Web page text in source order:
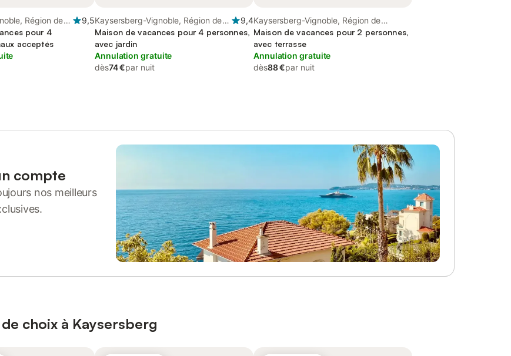
Région de
9,5
pour 4
acceptés
Kaysersberg-Vignoble, Région de
Ribeauvillé
9,4
Maison de vacances pour 4 personnes,
avec jardin
Annulation gratuite
dès74 €par nuit
Kaysersberg-Vignoble, Région de
Ribeauvillé
Maison de vacances pour 2 personnes,
avec terrasse
Annulation gratuite
dès88 €par nuit
compte
nos meilleurs
choix à Kaysersberg